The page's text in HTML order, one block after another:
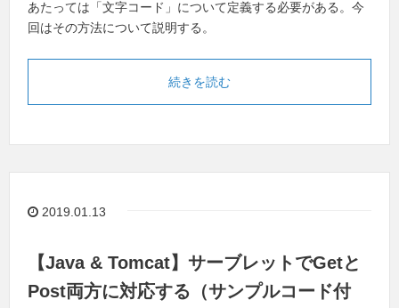
あたっては「文字コード」について定義する必要がある。今
回はその方法について説明する。
続きを読む
2019.01.13
【Java & Tomcat】サーブレットでGetと
Post両方に対応する（サンプルコード付